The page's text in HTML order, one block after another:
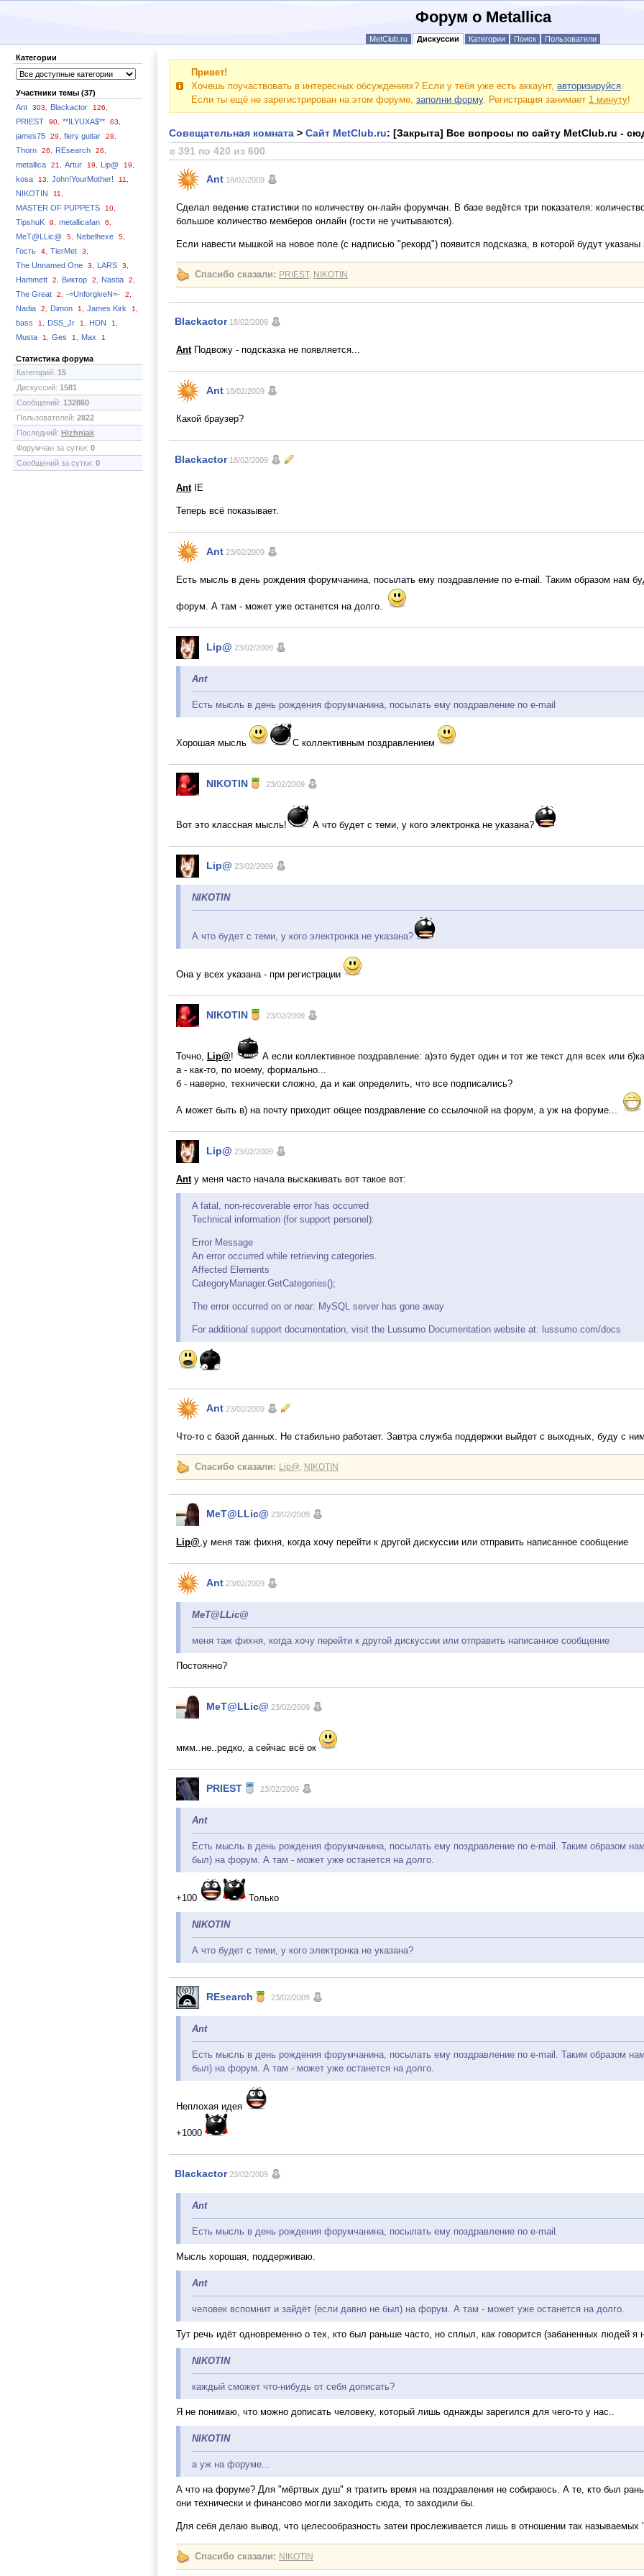
Форум о Metallica
MetClub.ru Дискуссии Категории Поиск Пользователи
Категории
Участники темы (37)
Ant
303, Blackactor 126,
PRIEST 90, **ILYUXA$** 63,
james75 29, fiery guitar 28,
Thorn 26, REsearch 26,
metallica 21, Artur 19, Lip@ 19,
kosa 13, John!YourMother! 11,
NIKOTIN 11,
MASTER OF PUPPETS 10,
TipshuK 9, metallicafan 6,
MeT@LLic@ 5, Nebelhexe 5,
Гость 4, TierMet 3,
The Unnamed One 3, LARS 3,
Hammett 2, Виктор 2, Nastia 2,
The Great 2, -=UnforgiveN=- 2,
Nadia 2, Dimon 1, James Kirk 1,
bass 1, DSS_Jr 1, HDN 1,
Musta 1, Ges 1, Max 1
Статистика форума
Категорий: 15
Дискуссий: 1581
Сообщений: 132860
Пользователей: 2822
Последний: Hizhnjak
Форумчан за сутки: 0
Сообщений за сутки: 0
Привет!
Хочешь поучаствовать в интересных обсуждениях? Если у тебя уже есть аккаунт, авторизируйся.
Если ты ещё не зарегистрирован на этом форуме, заполни форму. Регистрация занимает 1 минуту!
Совещательная комната > Сайт MetClub.ru: [Закрыта] Все вопросы по сайту MetClub.ru -
с 391 по 420 из 600
Ant 18/02/2009
Сделал ведение статистики по количеству он-лайн форумчан. В базе ведётся три показателя:
большое количество мемберов онлайн (гости не учитываются).
Если навести мышкой на новое поле (с надписью "рекорд") появится подсказка, в которой будут
Спасибо сказали: PRIEST, NIKOTIN
Blackactor 18/02/2009
AntПодвожу - подсказка не появляется...
Ant 18/02/2009
Какой браузер?
Blackactor 18/02/2009
AntIE
Теперь всё показывает.
Ant 23/02/2009
Есть мысль в день рождения форумчанина, посылать ему поздравление по e-mail. Таким образом нам
форум. А там - может уже останется на долго.
Lip@ 23/02/2009
Ant
Есть мысль в день рождения форумчанина, посылать ему поздравление по e-mail
Хорошая мысль С коллективным поздравлением
NIKOTIN 23/02/2009
Вот это классная мысль! А что будет с теми, у кого электронка не указана?
Lip@ 23/02/2009
NIKOTIN
А что будет с теми, у кого электронка не указана?
Она у всех указана - при регистрации
NIKOTIN 23/02/2009
Точно, Lip@!
А если коллективное поздравление: а)это будет один и тот же текст для всех или
а - как-то, по моему, формально...
б - наверно, технически сложно, да и как определить, что все подписались?
А может быть в) на почту приходит общее поздравление со ссылочкой на форум, а уж на форуме...
Lip@ 23/02/2009
Antу меня часто начала выскакивать вот такое вот:
A fatal, non-recoverable error has occurred
Technical information (for support personel):
Error Message
An error occurred while retrieving categories.
Affected Elements
CategoryManager.GetCategories();
The error occurred on or near: MySQL server has gone away
For additional support documentation, visit the Lussumo Documentation website at: lussumo.com/docs
Ant 23/02/2009
Что-то с базой данных. Не стабильно работает. Завтра служба поддержки выйдет с выходных, буду с
Спасибо сказали: Lip@, NIKOTIN
MeT@LLic@ 23/02/2009
Lip@,у меня таж фихня, когда хочу перейти к другой дискуссии или отправить написанное сообщение
Ant 23/02/2009
MeT@LLic@
меня таж фихня, когда хочу перейти к другой дискуссии или отправить написанное сообщение
Постоянно?
MeT@LLic@ 23/02/2009
ммм..не..редко, а сейчас всё ок
PRIEST 23/02/2009
Ant
Есть мысль в день рождения форумчанина, посылать ему поздравление по e-mail. Таким образом
был) на форум. А там - может уже останется на долго.
+100 Только
NIKOTIN
А что будет с теми, у кого электронка не указана?
REsearch 23/02/2009
Ant
Есть мысль в день рождения форумчанина, посылать ему поздравление по e-mail. Таким образом
был) на форум. А там - может уже останется на долго.
Неплохая идея
+1000
Blackactor 23/02/2009
Ant
Есть мысль в день рождения форумчанина, посылать ему поздравление по e-mail.
Мысль хорошая, поддерживаю.
Ant
человек вспомнит и зайдёт (если давно не был) на форум. А там - может уже останется на долго.
Тут речь идёт одновременно о тех, кто был раньше часто, но сплыл, как говорится (забаненных людей
NIKOTIN
каждый сможет что-нибудь от себя дописать?
Я не понимаю, что можно дописать человеку, который лишь однажды зарегился для чего-то у нас..
NIKOTIN
а уж на форуме...
А что на форуме? Для "мёртвых душ" я тратить время на поздравления не собираюсь. А те, кто был
они технически и финансово могли заходить сюда, то заходили бы.
Для себя делаю вывод, что целесообразность затеи прослеживается лишь в отношении так
Спасибо сказали: NIKOTIN